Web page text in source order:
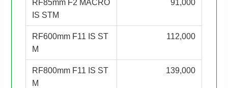
RF85mm F2 MACRO
IS STM
91,000
RF600mm F11 IS ST
M
112,000
RF800mm F11 IS ST
M
139,000